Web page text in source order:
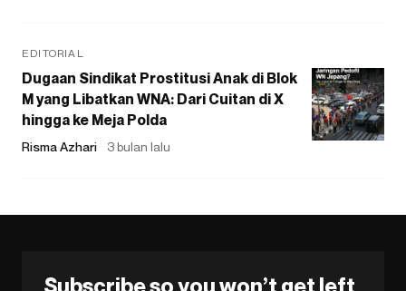
EDITORIAL
Dugaan Sindikat Prostitusi Anak di Blok
M yang Libatkan WNA: Dari Cuitan di X
hingga ke Meja Polda
Risma Azhari 3 bulan lalu